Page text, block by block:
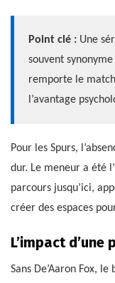
Point clé : Une
souvent
remporte le
l’avantage
Pour les Spurs,
dur. Le meneur a été
parcours jusqu’ici,
créer des espaces
L’impact
Sans De’Aaron Fox,